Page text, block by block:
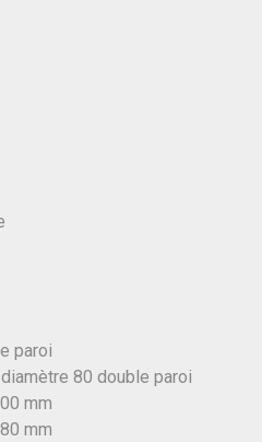
paroi
80 double paroi
mm
mm